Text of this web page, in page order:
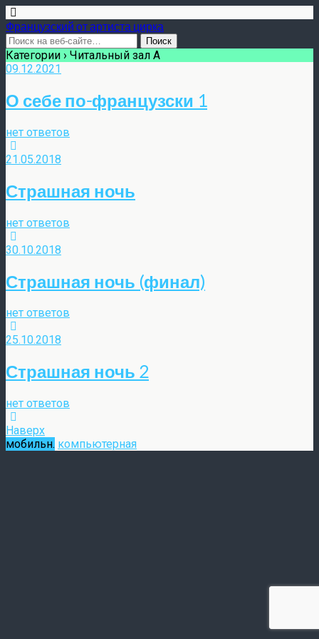
Французский от артиста цирка
Категории › Читальный зал А
09.12.2021
О себе по-французски 1
нет ответов
21.05.2018
Страшная ночь
нет ответов
30.10.2018
Страшная ночь (финал)
нет ответов
25.10.2018
Страшная ночь 2
нет ответов
Наверх
мобильн. компьютерная